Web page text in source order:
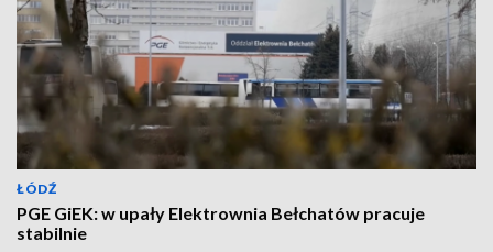
ŁÓDŹ
PGE GiEK: w upały Elektrownia Bełchatów pracuje
stabilnie